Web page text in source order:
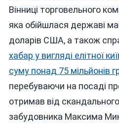
Вінниці торговельного
яка обійшлася державі
доларів США, а також
хабар у вигляді елітної
суму понад 75 мільйонів
перебуваючи на посаді
отримав від
забудовника Максима